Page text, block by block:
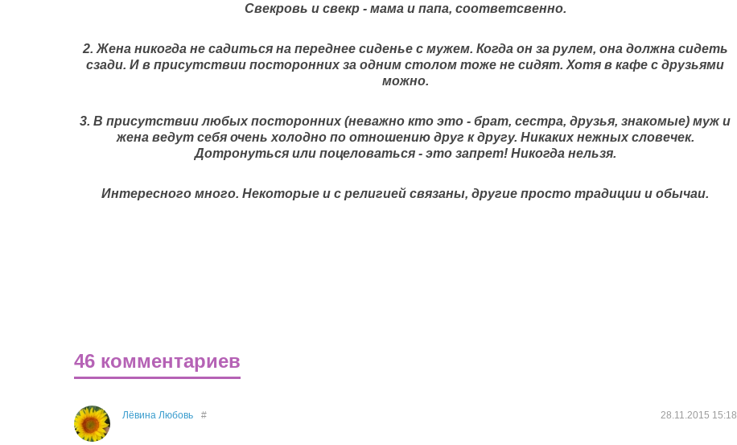
Свекровь и свекр - мама и папа, соответсвенно.
2. Жена никогда не садиться на переднее сиденье с мужем. Когда он за рулем, она должна сидеть
сзади. И в присутствии посторонних за одним столом тоже не сидят. Хотя в кафе с друзьями
можно.
3. В присутствии любых посторонних (неважно кто это - брат, сестра, друзья, знакомые) муж и
жена ведут себя очень холодно по отношению друг к другу. Никаких нежных словечек.
Дотронуться или поцеловаться - это запрет! Никогда нельзя.
Интересного много. Некоторые и с религией связаны, другие просто традиции и обычаи.
46 комментариев
Лёвина Любовь 28.11.2015 15:18
#